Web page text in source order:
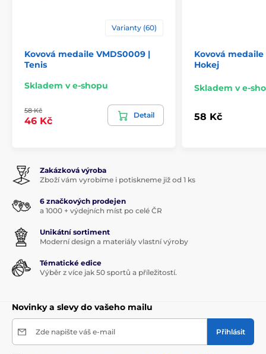
Varianty (60)
Kovová medaile VMDS0009 |
Tenis
Skladem v e-shopu
58 Kč
46 Kč
Detail
Kovová medaile
Hokej
Skladem v e-
58 Kč
Zakázková výroba
Zboží vám vyrobíme i potiskneme již od 1 ks
6 značkových prodejen
a 1000 + výdejních míst po celé ČR
Unikátní sortiment
Moderní design a materiály vlastní výroby
Tématické edice
Výběr z více jak 50 sportů a příležitostí.
Novinky a slevy do vašeho mailu
Zde napište váš e-mail Přihlásit